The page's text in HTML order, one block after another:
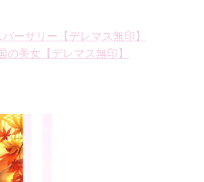
ーサリー【デレマス無印】
の美女【デレマス無印】